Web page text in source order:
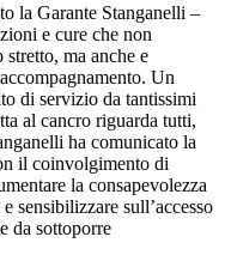
la Garante Stanganelli –
e cure che non
ma anche e
Un
di servizio da tantissimi
al cancro riguarda tutti,
ha comunicato la
il coinvolgimento di
la consapevolezza
sensibilizzare sull’accesso
da sottoporre